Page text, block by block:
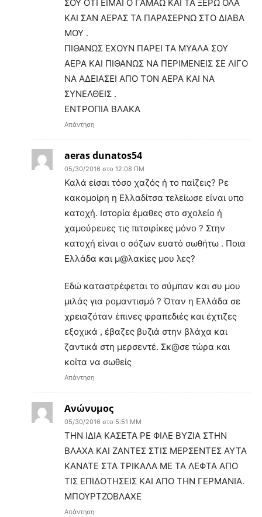
ΣΟΥ ΟΤΙ ΕΙΜΑΙ Ο ΓΑΜΑΩ ΚΑΙ ΤΑ ΞΕΡΩ ΟΛΑ
ΚΑΙ ΣΑΝ ΑΕΡΑΣ ΤΑ ΠΑΡΑΣΕΡΝΩ ΣΤΟ ΔΙΑΒΑ
ΜΟΥ .
ΠΙΘΑΝΩΣ ΕΧΟΥΝ ΠΑΡΕΙ ΤΑ ΜΥΑΛΑ ΣΟΥ
ΑΕΡΑ ΚΑΙ ΠΙΘΑΝΩΣ ΝΑ ΠΕΡΙΜΕΝΕΙΣ ΣΕ ΛΙΓΟ
ΝΑ ΑΔΕΙΑΣΕΙ ΑΠΟ ΤΟΝ ΑΕΡΑ ΚΑΙ ΝΑ
ΣΥΝΕΛΘΕΙΣ .
ΕΝΤΡΟΠΙΑ ΒΛΑΚΑ
Απάντηση
aeras dunatos54
05/30/2016 στο 12:08 ΠΜ
Καλά είσαι τόσο χαζός ή το παίζεις? Ρε
κακομοίρη η Ελλαδίτσα τελείωσε είναι υπο
κατοχή. Ιστορία έμαθες στο σχολείο ή
χαμούρευες τις πιτσιρίκες μόνο ? Στην
κατοχή είναι ο σόζων ευατό σωθήτω . Ποια
Ελλάδα και μ@λακίες μου λες?
Εδώ καταστρέφεται το σύμπαν και συ μου
μιλάς για ρομαντισμό ? Όταν η Ελλάδα σε
χρειαζόταν έπινες φραπεδιές και έχτιζες
εξοχικά , έβαζες βυζιά στην βλάχα και
ζαντικά στη μερσεντέ. Σκ@σε τώρα και
κοίτα να σωθείς
Απάντηση
Ανώνυμος
05/30/2016 στο 5:51 ΜΜ
ΤΗΝ ΙΔΙΑ ΚΑΣΕΤΑ ΡΕ ΦΙΛΕ ΒΥΖΙΑ ΣΤΗΝ
ΒΛΑΧΑ ΚΑΙ ΖΑΝΤΕΣ ΣΤΙΣ ΜΕΡΣΕΝΤΕΣ ΑΥΤΑ
ΚΑΝΑΤΕ ΣΤΑ ΤΡΙΚΑΛΑ ΜΕ ΤΑ ΛΕΦΤΑ ΑΠΟ
ΤΙΣ ΕΠΙΔΟΤΗΣΕΙΣ ΚΑΙ ΑΠΟ ΤΗΝ ΓΕΡΜΑΝΙΑ.
ΜΠΟΥΡΤΖΟΒΛΑΧΕ
Απάντηση